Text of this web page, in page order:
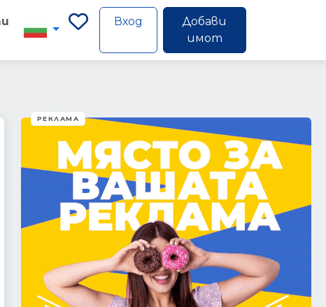
Вход
Добави
имот
РЕКЛАМА